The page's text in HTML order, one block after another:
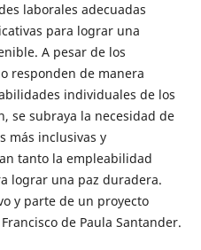
laborales adecuadas
para lograr una
A pesar de los
responden de manera
individuales de los
se subraya la necesidad de
más inclusivas y
tanto la empleabilidad
lograr una paz duradera.
y parte de un proyecto
de Paula Santander.